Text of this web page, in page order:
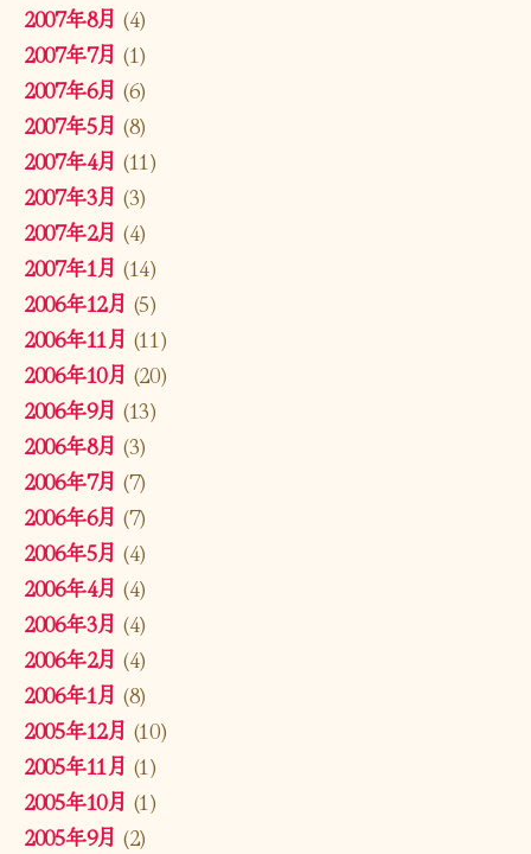
2007年8月 (4)
2007年7月 (1)
2007年6月 (6)
2007年5月 (8)
2007年4月 (11)
2007年3月 (3)
2007年2月 (4)
2007年1月 (14)
2006年12月 (5)
2006年11月 (11)
2006年10月 (20)
2006年9月 (13)
2006年8月 (3)
2006年7月 (7)
2006年6月 (7)
2006年5月 (4)
2006年4月 (4)
2006年3月 (4)
2006年2月 (4)
2006年1月 (8)
2005年12月 (10)
2005年11月 (1)
2005年10月 (1)
2005年9月 (2)